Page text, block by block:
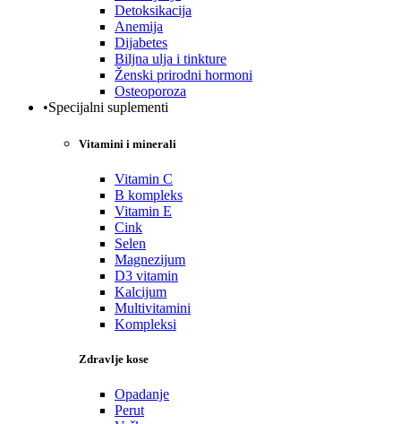
Detoksikacija
Anemija
Dijabetes
Biljna ulja i tinkture
Ženski prirodni hormoni
Osteoporoza
•Specijalni suplementi
Vitamini i minerali
Vitamin C
B kompleks
Vitamin E
Cink
Selen
Magnezijum
D3 vitamin
Kalcijum
Multivitamini
Kompleksi
Zdravlje kose
Opadanje
Perut